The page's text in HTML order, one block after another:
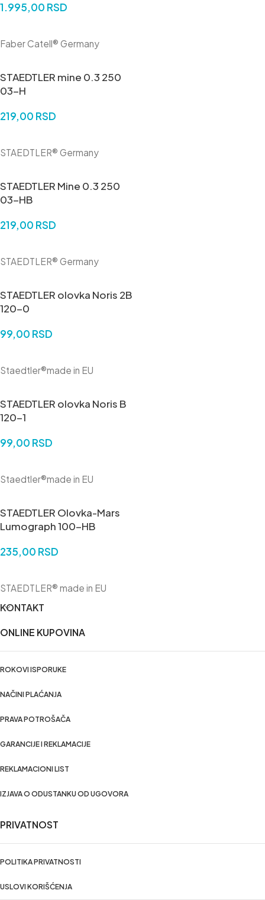
1.995,00 RSD
Faber Catell® Germany
STAEDTLER mine 0.3 250
03-H
219,00 RSD
STAEDTLER® Germany
STAEDTLER Mine 0.3 250
03-HB
219,00 RSD
STAEDTLER® Germany
STAEDTLER olovka Noris 2B
120-0
99,00 RSD
Staedtler®made in EU
STAEDTLER olovka Noris B
120-1
99,00 RSD
Staedtler®made in EU
STAEDTLER Olovka-Mars
Lumograph 100-HB
235,00 RSD
STAEDTLER® made in EU
KONTAKT
ONLINE KUPOVINA
ROKOVI ISPORUKE
NAČINI PLAĆANJA
PRAVA POTROŠAČA
GARANCIJE I REKLAMACIJE
REKLAMACIONI LIST
IZJAVA O ODUSTANKU OD UGOVORA
PRIVATNOST
POLITIKA PRIVATNOSTI
USLOVI KORIŠĆENJA